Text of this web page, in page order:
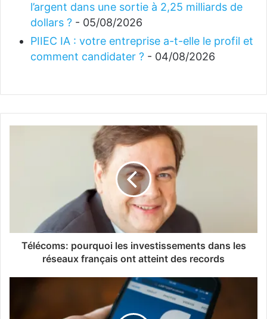
l’argent dans une sortie à 2,25 milliards de
dollars ? - 05/08/2026
PIIEC IA : votre entreprise a-t-elle le profil et
comment candidater ? - 04/08/2026
Télécoms: pourquoi les investissements dans les
réseaux français ont atteint des records